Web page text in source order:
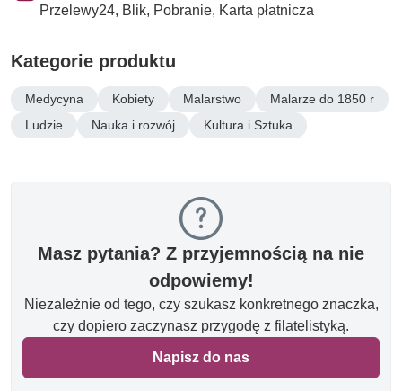
Przelewy24, Blik, Pobranie, Karta płatnicza
Kategorie produktu
Medycyna Kobiety Malarstwo
Malarze do 1850 r
Ludzie
Nauka i rozwój Kultura i Sztuka
Masz pytania? Z przyjemnością na nie
odpowiemy!
Niezależnie od tego, czy szukasz konkretnego znaczka,
czy dopiero zaczynasz przygodę z filatelistyką.
Napisz do nas